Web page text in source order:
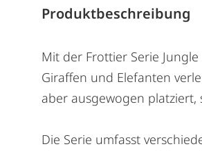
Produktbeschreibung
Mit der Frottier Serie
Giraffen und Elefanten
aber ausgewogen
Die Serie umfasst